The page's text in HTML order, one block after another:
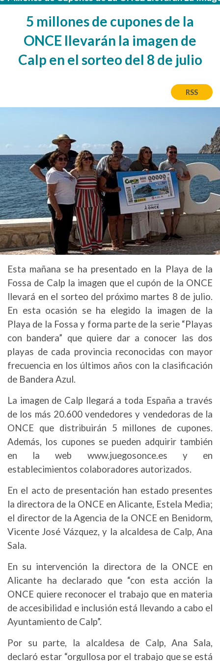
5 millones de cupones de la
ONCE llevarán la imagen de
Calp en el sorteo del 8 de julio
RSS
Esta mañana se ha presentado en la Playa de la
Fossa de Calp la imagen que el cupón de la ONCE
llevará en el sorteo del próximo martes 8 de julio.
En esta ocasión se ha elegido la imagen de la
Playa de la Fossa y forma parte de la serie “Playas
con bandera” que quiere dar a conocer las dos
playas de cada provincia reconocidas con mayor
frecuencia en los últimos años con la clasificación
de Bandera Azul.
La imagen de Calp llegará a toda España a través
de los más 20.600 vendedores y vendedoras de la
ONCE que distribuirán 5 millones de cupones.
Además, los cupones se pueden adquirir también
en la web www.juegosonce.es y en
establecimientos colaboradores autorizados.
En el acto de presentación han estado presentes
la directora de la ONCE en Alicante, Estela Media;
el director de la Agencia de la ONCE en Benidorm,
Vicente José Vázquez, y la alcaldesa de Calp, Ana
Sala.
En su intervención la directora de la ONCE en
Alicante ha declarado que “con esta acción la
ONCE quiere reconocer el trabajo que en materia
de accesibilidad e inclusión está llevando a cabo el
Ayuntamiento de Calp”.
Por su parte, la alcaldesa de Calp, Ana Sala,
declaró estar “orgullosa por el trabajo que se está